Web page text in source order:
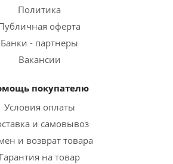
Политика
оферта
Банки - партнеры
Вакансии
покупателю
Условия оплаты
и самовывоз
и возврат товара
Гарантия на товар